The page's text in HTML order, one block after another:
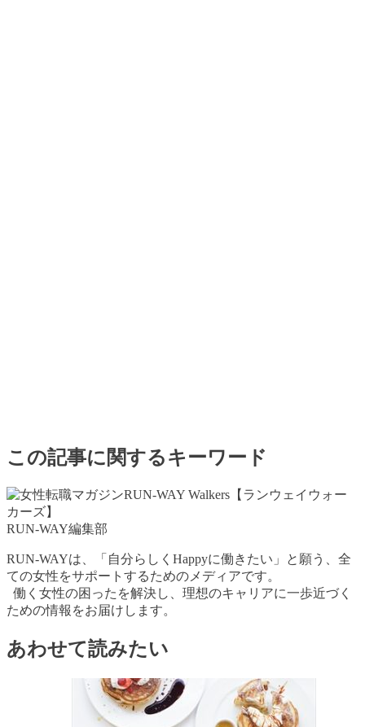
この記事に関するキーワード
RUN-WAY編集部
RUN-WAYは、「自分らしくHappyに働きたい」と願う、全
ての女性をサポートするためのメディアです。
働く女性の困ったを解決し、理想のキャリアに一歩近づく
ための情報をお届けします。
あわせて読みたい